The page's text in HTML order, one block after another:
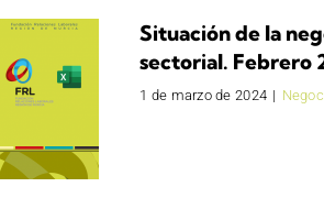
Situación de la
sectorial. Febrero
1 de marzo de 2024 |